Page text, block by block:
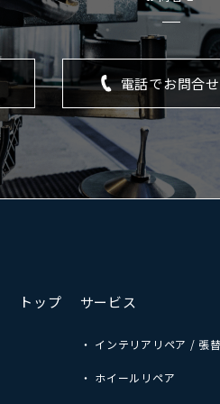
電話でお問合せ
トップ サービス
・ インテリアリペア / 張
・ ホイールリペア